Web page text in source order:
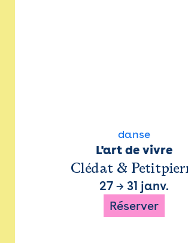
danse
L'art de vivre
Clédat &
27 → 31 janv.
Réserver